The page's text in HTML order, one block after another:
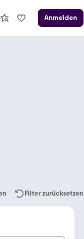
Anmelden
Filter zurücksetzen